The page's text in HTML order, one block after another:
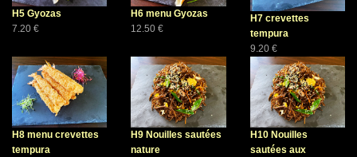
H5 Gyozas
7.20 €
H6 menu Gyozas
12.50 €
H7 crevettes
tempura
9.20 €
H8 menu crevettes
tempura
H9 Nouilles sautées
nature
H10 Nouilles
sautées aux